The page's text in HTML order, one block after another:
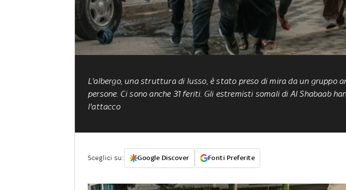
L'albergo, una struttura di lusso, è stato preso di mira da un gruppo
persone. Ci sono anche 31 feriti. Gli estremisti somali di Al Shabaab
l'attacco
Sceglici su: Google Discover Fonti Preferite